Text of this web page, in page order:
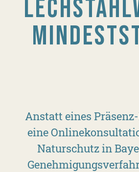
Anstatt eines
eine
Naturschutz in